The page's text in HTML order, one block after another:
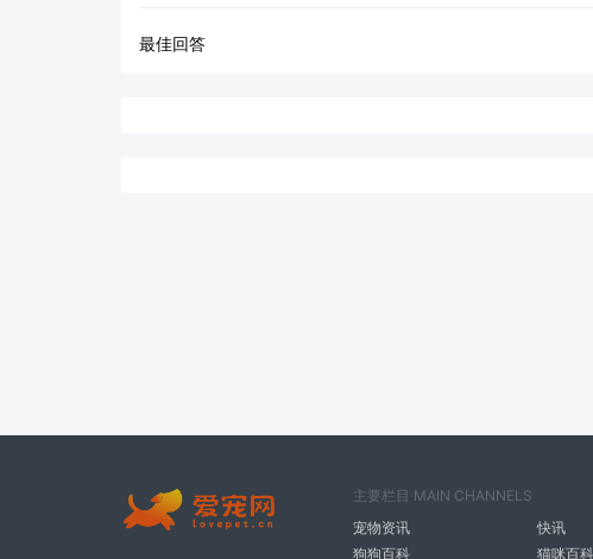
最佳回答
主要栏目 MAIN CHANNELS
宠物资讯
快讯
狗狗百科
猫咪百科